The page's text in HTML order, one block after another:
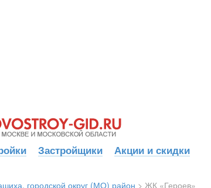
Застройщики Акции и скидки
городской округ (МО) район > ЖК «Героев»